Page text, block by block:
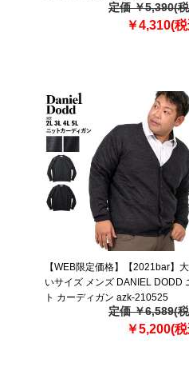
定価 ￥5,390(
￥4,310(
【WEB限定価格】【2021bar】
いサイズ メンズ DANIEL DODD
ト カーディガン azk-210525
定価 ￥6,589(
￥5,200(